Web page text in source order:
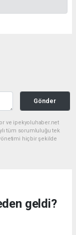
Gönder
ve ipekyoluhaber.net
tüm sorumluluğu tek
hiçbir şekilde
geldi?